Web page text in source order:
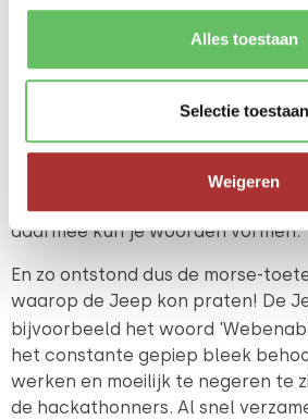
Alles toestaan
Selectie toestaan
Weigeren
de mensen die het concept niet
berichten bestaan uit korte en
lichtflitsen, of pulsen - het gaat
medium om deze signalen te
combinatie van korte en lange
daarmee kun je woorden vormen.
En zo ontstond dus de morse-
waarop de Jeep kon praten! De
bijvoorbeeld het woord
het constante gepiep bleek
werken en moeilijk te negeren te
de hackathonners. Al snel